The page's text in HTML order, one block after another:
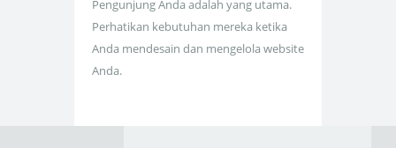
Pengunjung Anda adalah yang utama.
Perhatikan kebutuhan mereka ketika
Anda mendesain dan mengelola website
Anda.